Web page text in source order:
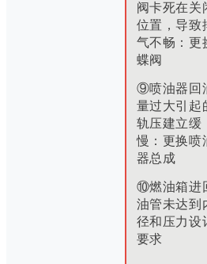
阀卡死在关
位置，导致
气不畅： 更
蝶阀
⑨喷油器回
量过大引起
轨压建立缓
慢： 更换喷
器总成
⑩燃油箱进
油管未达到
径和压力设
要求